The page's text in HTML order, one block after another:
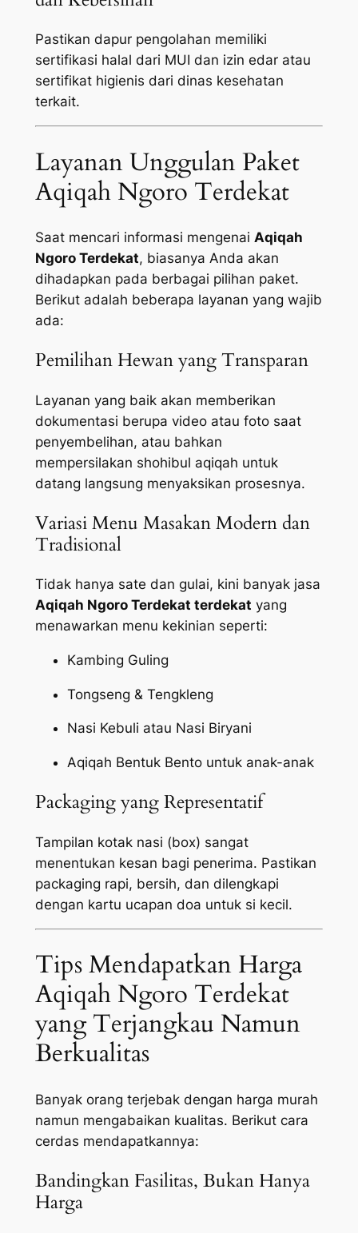
Pastikan dapur pengolahan memiliki
sertifikasi halal dari MUI dan izin edar atau
sertifikat higienis dari dinas kesehatan
terkait.
Layanan Unggulan Paket
Aqiqah Ngoro Terdekat
Saat mencari informasi mengenai Aqiqah
Ngoro Terdekat, biasanya Anda akan
dihadapkan pada berbagai pilihan paket.
Berikut adalah beberapa layanan yang wajib
ada:
Pemilihan Hewan yang Transparan
Layanan yang baik akan memberikan
dokumentasi berupa video atau foto saat
penyembelihan, atau bahkan
mempersilakan shohibul aqiqah untuk
datang langsung menyaksikan prosesnya.
Variasi Menu Masakan Modern dan
Tradisional
Tidak hanya sate dan gulai, kini banyak jasa
Aqiqah Ngoro Terdekat terdekat yang
menawarkan menu kekinian seperti:
Kambing Guling
Tongseng & Tengkleng
Nasi Kebuli atau Nasi Biryani
Aqiqah Bentuk Bento untuk anak-anak
Packaging yang Representatif
Tampilan kotak nasi (box) sangat
menentukan kesan bagi penerima. Pastikan
packaging rapi, bersih, dan dilengkapi
dengan kartu ucapan doa untuk si kecil.
Tips Mendapatkan Harga
Aqiqah Ngoro Terdekat
yang Terjangkau Namun
Berkualitas
Banyak orang terjebak dengan harga murah
namun mengabaikan kualitas. Berikut cara
cerdas mendapatkannya:
Bandingkan Fasilitas, Bukan Hanya
Harga